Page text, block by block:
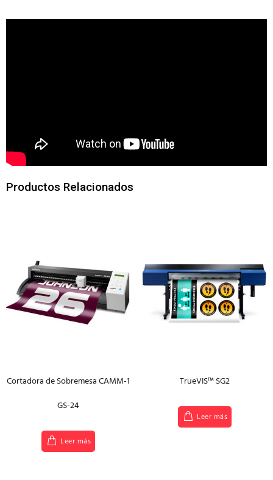
Productos Relacionados
Cortadora de Sobremesa CAMM-1
GS-24
Leer más
TrueVIS™ SG2
Leer más